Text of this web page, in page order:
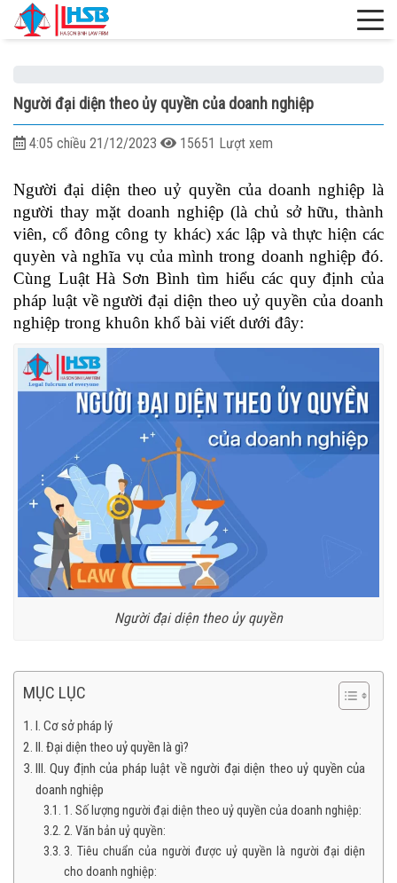
Người đại diện theo ủy quyền của doanh nghiệp
4:05 chiều 21/12/2023 15651 Lượt xem
Người đại diện theo uỷ quyền của doanh nghiệp là
người thay mặt doanh nghiệp (là chủ sở hữu, thành
viên, cổ đông công ty khác) xác lập và thực hiện các
quyèn và nghĩa vụ của mình trong doanh nghiệp đó.
Cùng Luật Hà Sơn Bình tìm hiểu các quy định của
pháp luật về người đại diện theo uỷ quyền của doanh
nghiệp trong khuôn khổ bài viết dưới đây:
Người đại diện theo ủy quyền
MỤC LỤC
I. Cơ sở pháp lý
II. Đại diện theo uỷ quyền là gì?
III. Quy định của pháp luật về người đại diện theo uỷ quyền của
doanh nghiệp
1. Số lượng người đại diện theo uỷ quyền của doanh nghiệp:
2. Văn bản uỷ quyền:
3. Tiêu chuẩn của người được uỷ quyền là người đại diện
cho doanh nghiệp: